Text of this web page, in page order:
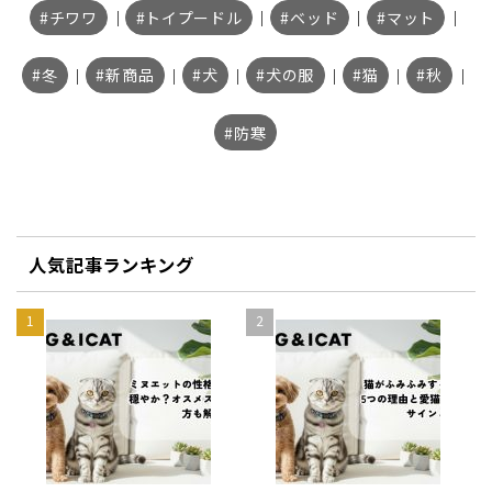
チワワ ｜ トイプードル ｜ ベッド ｜ マット ｜
冬 ｜ 新商品 ｜ 犬 ｜ 犬の服 ｜ 猫 ｜ 秋 ｜
防寒
人気記事ランキング